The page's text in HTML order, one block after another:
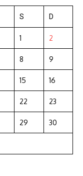
S D
1 2
8 9
15 16
22 23
29 30